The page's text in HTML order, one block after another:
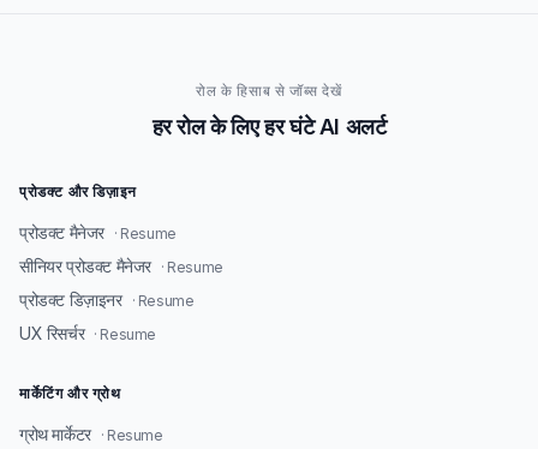
रोल के हिसाब से जॉब्स देखें
हर रोल के लिए हर घंटे AI अलर्ट
प्रोडक्ट और डिज़ाइन
प्रोडक्ट मैनेजर · Resume
सीनियर प्रोडक्ट मैनेजर · Resume
प्रोडक्ट डिज़ाइनर · Resume
UX रिसर्चर · Resume
मार्केटिंग और ग्रोथ
ग्रोथ मार्केटर · Resume